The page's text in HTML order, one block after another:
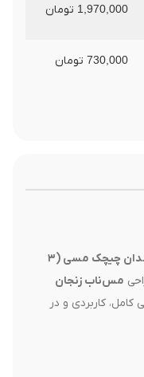
1,970,000 تومان
730,000 تومان
رولت‌خوری گل برجسته و قندان چیچک مسی (۳
مس‌ناب زنجان
کاربردی و در